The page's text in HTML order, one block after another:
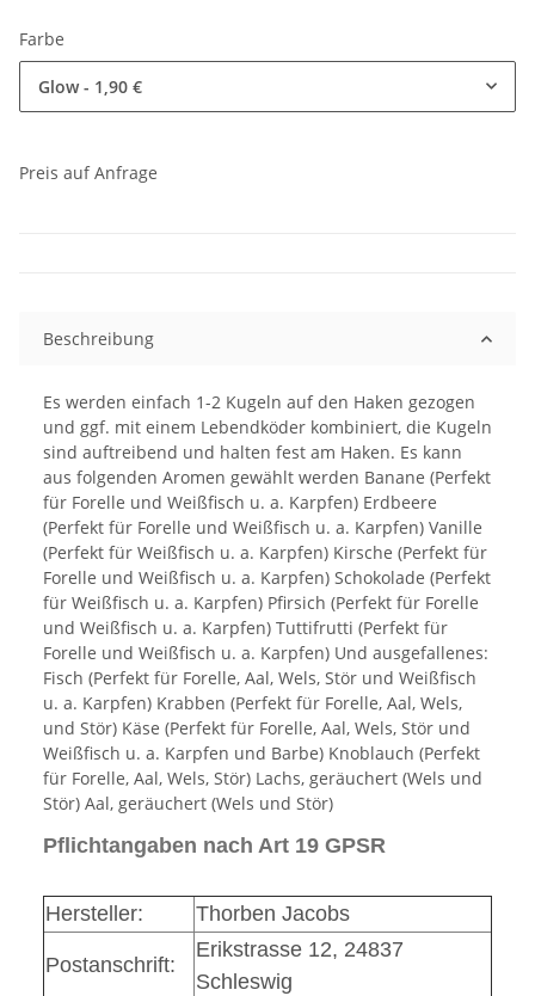
Farbe
Glow - 1,90 €
Preis auf Anfrage
Beschreibung
Es werden einfach 1-2 Kugeln auf den Haken gezogen
und ggf. mit einem Lebendköder kombiniert, die Kugeln
sind auftreibend und halten fest am Haken. Es kann
aus folgenden Aromen gewählt werden Banane (Perfekt
für Forelle und Weißfisch u. a. Karpfen) Erdbeere
(Perfekt für Forelle und Weißfisch u. a. Karpfen) Vanille
(Perfekt für Weißfisch u. a. Karpfen) Kirsche (Perfekt für
Forelle und Weißfisch u. a. Karpfen) Schokolade (Perfekt
für Weißfisch u. a. Karpfen) Pfirsich (Perfekt für Forelle
und Weißfisch u. a. Karpfen) Tuttifrutti (Perfekt für
Forelle und Weißfisch u. a. Karpfen) Und ausgefallenes:
Fisch (Perfekt für Forelle, Aal, Wels, Stör und Weißfisch
u. a. Karpfen) Krabben (Perfekt für Forelle, Aal, Wels,
und Stör) Käse (Perfekt für Forelle, Aal, Wels, Stör und
Weißfisch u. a. Karpfen und Barbe) Knoblauch (Perfekt
für Forelle, Aal, Wels, Stör) Lachs, geräuchert (Wels und
Stör) Aal, geräuchert (Wels und Stör)
Pflichtangaben nach Art 19 GPSR
Hersteller: Thorben Jacobs
Postanschrift:
Erikstrasse 12, 24837
Schleswig